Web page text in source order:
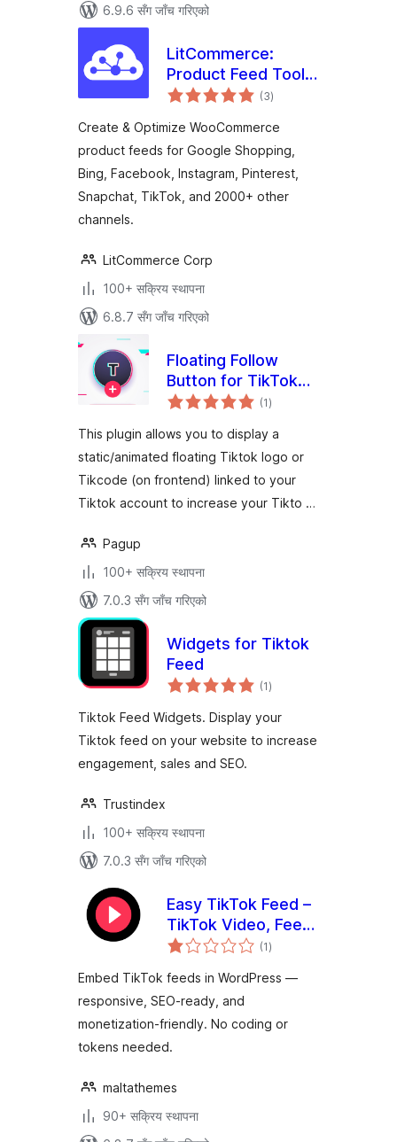
6.9.6 सँग जाँच गरिएको
LitCommerce:
Product Feed Tool
For WooCommerce
(3कुल
रेटिङ्गहरू
)
Create & Optimize WooCommerce
product feeds for Google Shopping,
Bing, Facebook, Instagram, Pinterest,
Snapchat, TikTok, and 2000+ other
channels.
LitCommerce Corp
100+ सक्रिय स्थापना
6.8.7 सँग जाँच गरिएको
Floating Follow
Button for TikTok
and TikCode(1कुल
रेटिङ्गहरू
)
This plugin allows you to display a
static/animated floating Tiktok logo or
Tikcode (on frontend) linked to your
Tiktok account to increase your Tikto …
Pagup
100+ सक्रिय स्थापना
7.0.3 सँग जाँच गरिएको
Widgets for Tiktok
Feed
(1कुल
रेटिङ्गहरू
)
Tiktok Feed Widgets. Display your
Tiktok feed on your website to increase
engagement, sales and SEO.
Trustindex
100+ सक्रिय स्थापना
7.0.3 सँग जाँच गरिएको
Easy TikTok Feed –
TikTok Video, Feed
& Gallery Plugin
(1कुल
रेटिङ्गहरू
)
Embed TikTok feeds in WordPress —
responsive, SEO-ready, and
monetization-friendly. No coding or
tokens needed.
maltathemes
90+ सक्रिय स्थापना